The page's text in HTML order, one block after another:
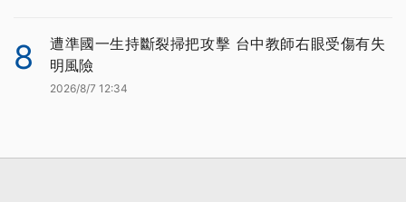
8
遭準國一生持斷裂掃把攻擊 台中教師右眼受傷有失
明風險
2026/8/7 12:34